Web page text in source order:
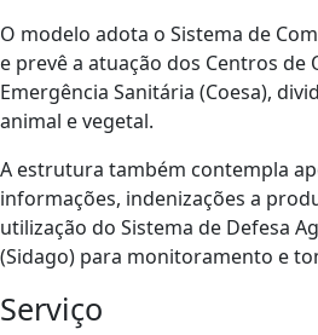
O modelo adota o Sistema de
e prevê a atuação dos Centros de
Emergência Sanitária (Coesa),
animal e vegetal.
A estrutura também contempla
informações, indenizações a
utilização do Sistema de Defesa
(Sidago) para monitoramento e
Serviço